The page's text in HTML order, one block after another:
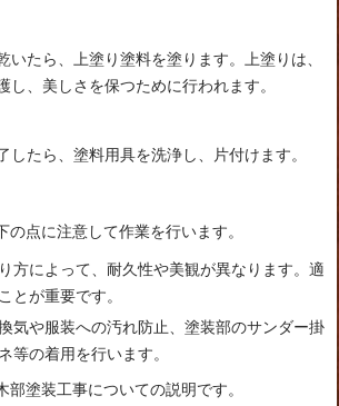
いたら、上塗り塗料を塗ります。上塗りは、
し、美しさを保つために行われます。
したら、塗料用具を洗浄し、片付けます。
の点に注意して作業を行います。
方によって、耐久性や美観が異なります。適
とが重要です。
気や服装への汚れ防止、塗装部のサンダー掛
等の着用を行います。
部塗装工事についての説明です。